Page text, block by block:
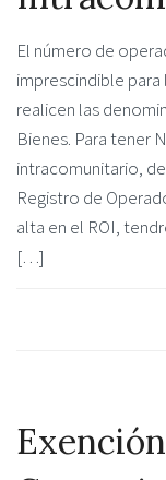
El número de
imprescindible
realicen las
Bienes. Para tener
intracomunitario,
Registro de
alta en el ROI,
[…]